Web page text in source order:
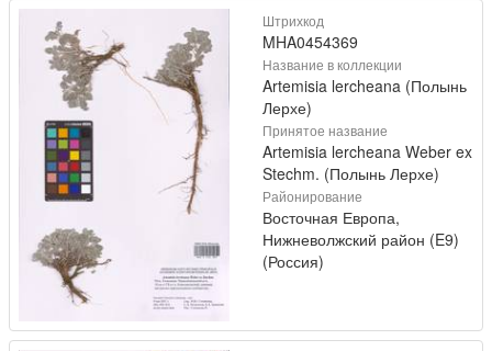
Штрихкод
MHA0454369
Название в коллекции
Artemisia lercheana (Полынь
Лерхе)
Принятое название
Artemisia lercheana Weber ex
Stechm. (Полынь Лерхе)
Районирование
Восточная Европа,
Нижневолжский район (E9)
(Россия)